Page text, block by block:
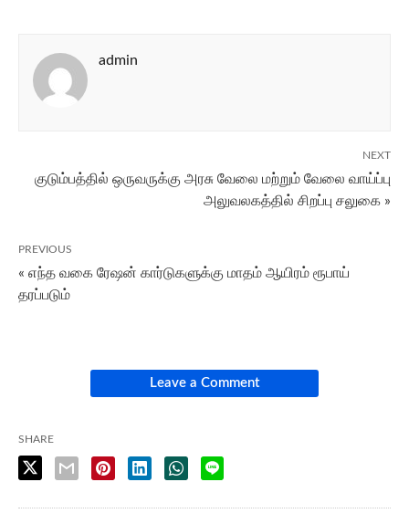
admin
NEXT
குடும்பத்தில் ஒருவருக்கு அரசு வேலை மற்றும் வேலை வாய்ப்பு
அலுவலகத்தில் சிறப்பு சலுகை »
PREVIOUS
« எந்த வகை ரேஷன் கார்டுகளுக்கு மாதம் ஆயிரம் ரூபாய்
தரப்படும்
Leave a Comment
SHARE